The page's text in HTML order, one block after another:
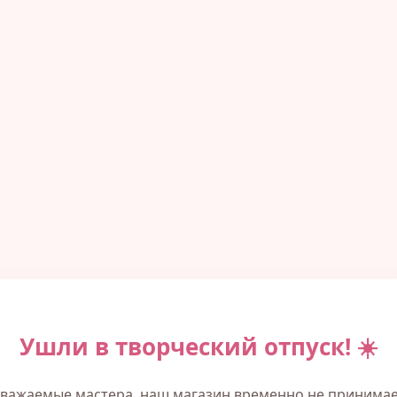
Ушли в творческий отпуск! ☀️